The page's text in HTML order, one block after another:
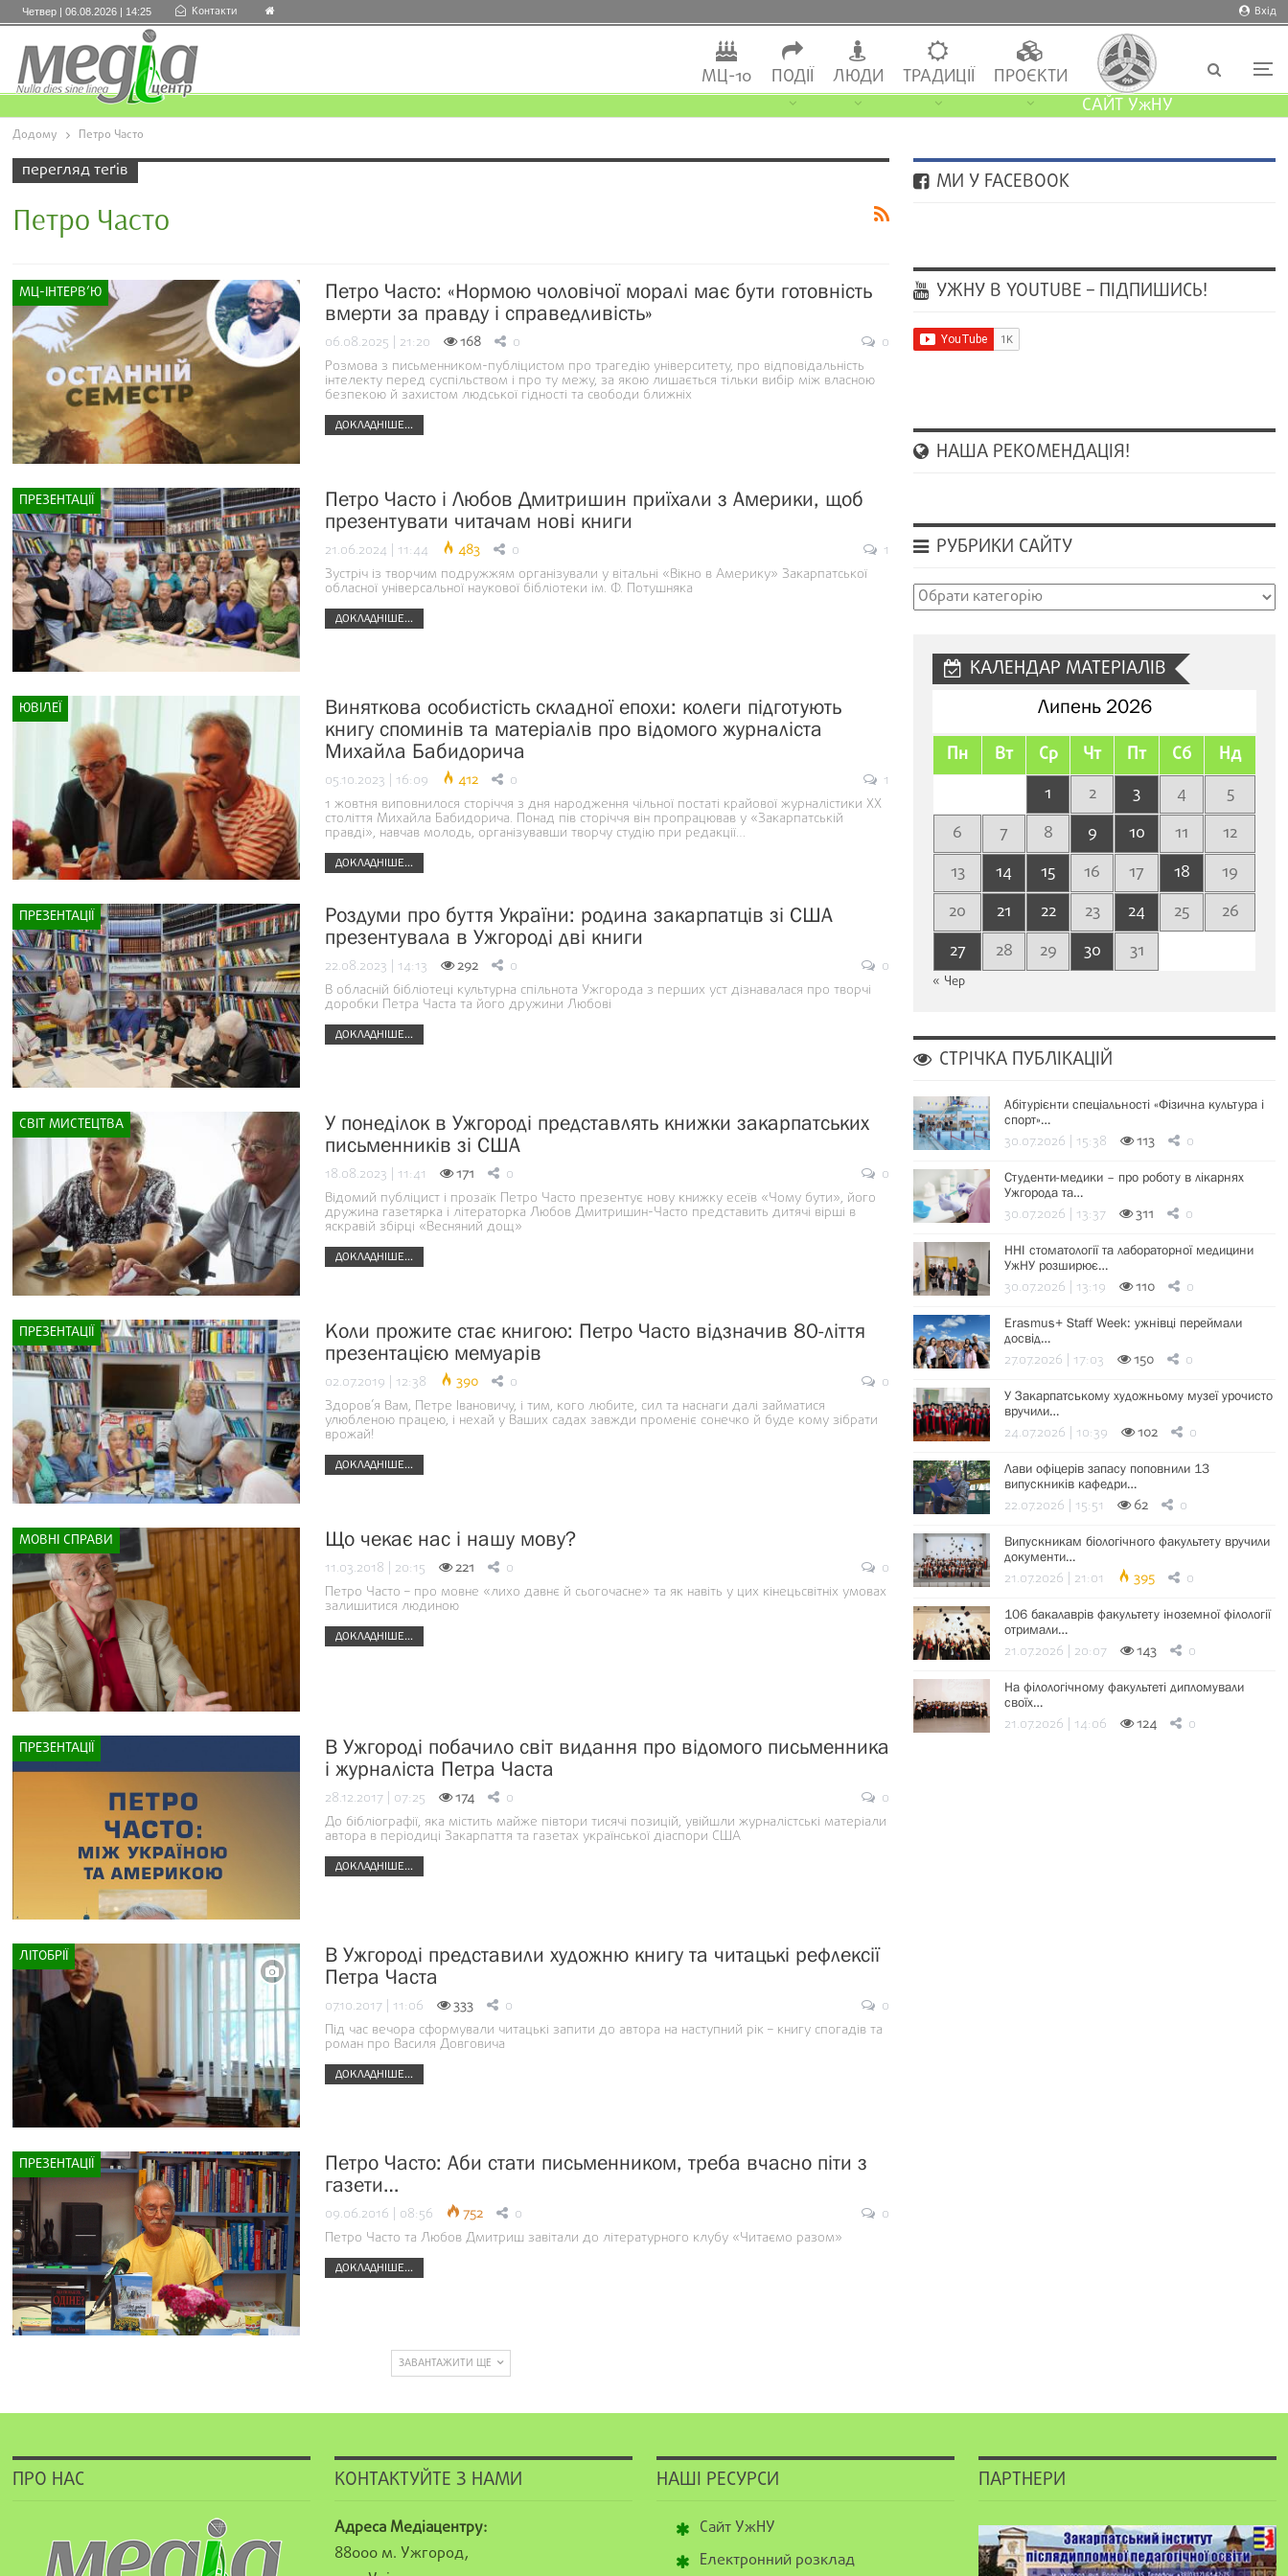
Вхід
Четвер | 06.08.2026 | 14:25 Контакти
МЦ-10 ПОДІЇ ЛЮДИ ТРАДИЦІЇ
ПРОЄКТИ
САЙТ УжНУ
Додому Петро Часто
перегляд теґів
Петро Часто
МЦ-ІНТЕРВ’Ю
Петро Часто: «Нормою чоловічої моралі має бути готовність
вмерти за правду і справедливість»
06.08.2025 | 21:20 168 0
0
Розмова з письменником-публіцистом про трагедію університету, про відповідальність
інтелекту перед суспільством і про ту межу, за якою лишається тільки вибір між власною
безпекою й захистом людської гідності та свободи ближніх
ДОКЛАДНІШЕ...
ПРЕЗЕНТАЦІЇ
Петро Часто і Любов Дмитришин приїхали з Америки, щоб
презентувати читачам нові книги
21.06.2024 | 11:44 483 0
1
Зустріч із творчим подружжям організували у вітальні «Вікно в Америку» Закарпатської
обласної універсальної наукової бібліотеки ім. Ф. Потушняка
ДОКЛАДНІШЕ...
ЮВІЛЕЇ
Виняткова особистість складної епохи: колеги підготують
книгу споминів та матеріалів про відомого журналіста
Михайла Бабидорича
05.10.2023 | 16:09 412 0
1
1 жовтня виповнилося сторіччя з дня народження чільної постаті крайової журналістики ХХ
століття Михайла Бабидорича. Понад пів сторіччя він пропрацював у «Закарпатській
правді», навчав молодь, організувавши творчу студію при редакції…
ДОКЛАДНІШЕ...
ПРЕЗЕНТАЦІЇ
Роздуми про буття України: родина закарпатців зі США
презентувала в Ужгороді дві книги
22.08.2023 | 14:13 292 0
0
В обласній бібліотеці культурна спільнота Ужгорода з перших уст дізнавалася про творчі
доробки Петра Часта та його дружини Любові
ДОКЛАДНІШЕ...
СВІТ МИСТЕЦТВА
У понеділок в Ужгороді представлять книжки закарпатських
письменників зі США
18.08.2023 | 11:41 171 0
0
Відомий публіцист і прозаїк Петро Часто презентує нову книжку есеїв «Чому бути», його
дружина газетярка і літераторка Любов Дмитришин-Часто представить дитячі вірші в
яскравій збірці «Весняний дощ»
ДОКЛАДНІШЕ...
ПРЕЗЕНТАЦІЇ
Коли прожите стає книгою: Петро Часто відзначив 80-ліття
презентацією мемуарів
02.07.2019 | 12:38 390 0
0
Здоров’я Вам, Петре Івановичу, і тим, кого любите, сил та наснаги далі займатися
улюбленою працею, і нехай у Ваших садах завжди променіє сонечко й буде кому зібрати
врожай!
ДОКЛАДНІШЕ...
МОВНІ СПРАВИ Що чекає нас і нашу мову?
11.03.2018 | 20:15 221 0
0
Петро Часто – про мовне «лихо давнє й сьогочасне» та як навіть у цих кінецьсвітніх умовах
залишитися людиною
ДОКЛАДНІШЕ...
ПРЕЗЕНТАЦІЇ
В Ужгороді побачило світ видання про відомого письменника
і журналіста Петра Часта
28.12.2017 | 07:25 174 0
0
До бібліографії, яка містить майже півтори тисячі позицій, увійшли журналістські матеріали
автора в періодиці Закарпаття та газетах української діаспори США
ДОКЛАДНІШЕ...
ЛІТОБРІЇ
В Ужгороді представили художню книгу та читацькі рефлексії
Петра Часта
07.10.2017 | 11:06 333 0
0
Під час вечора сформували читацькі запити до автора на наступний рік – книгу спогадів та
роман про Василя Довговича
ДОКЛАДНІШЕ...
ПРЕЗЕНТАЦІЇ
Петро Часто: Аби стати письменником, треба вчасно піти з
газети…
09.06.2016 | 08:56 752 0
0
Петро Часто та Любов Дмитриш завітали до літературного клубу «Читаємо разом»
ДОКЛАДНІШЕ...
ЗАВАНТАЖИТИ ЩЕ
МИ У FACEBOOK
УЖНУ В YOUTUBE – ПІДПИШИСЬ!
НАША РЕКОМЕНДАЦІЯ!
РУБРИКИ САЙТУ
Рубрики
КАЛЕНДАР МАТЕРІАЛІВ
Липень 2026
Пн Вт Ср Чт Пт Сб Нд
1 2 3 4
5
6
7 8 9 10 11
12
13
14 15 16 17 18
19
20
21 22 23 24 25
26
27
28 29 30 31
« Чер
СТРІЧКА ПУБЛІКАЦІЙ
Абітурієнти спеціальності «Фізична культура і
спорт»…
30.07.2026 | 15:38 113 0
Студенти-медики – про роботу в лікарнях
Ужгорода та…
30.07.2026 | 13:37 311 0
ННІ стоматології та лабораторної медицини
УжНУ розширює…
30.07.2026 | 13:19 110 0
Erasmus+ Staff Week: ужнівці переймали
досвід…
27.07.2026 | 17:03 150 0
У Закарпатському художньому музеї урочисто
вручили…
24.07.2026 | 10:39 102 0
Лави офіцерів запасу поповнили 13
випускників кафедри…
22.07.2026 | 15:51 62 0
Випускникам біологічного факультету вручили
документи…
21.07.2026 | 21:01 395 0
106 бакалаврів факультету іноземної філології
отримали…
21.07.2026 | 20:07 143 0
На філологічному факультеті дипломували
своїх…
21.07.2026 | 14:06 124 0
ПРО НАС КОНТАКТУЙТЕ З НАМИ
Адреса Медіацентру:
88000 м. Ужгород,
НАШІ РЕСУРСИ
Сайт УжНУ
Електронний розклад
ПАРТНЕРИ